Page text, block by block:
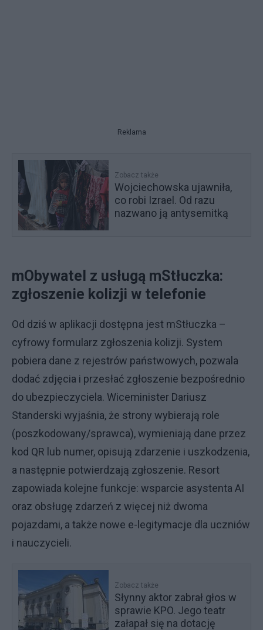
Reklama
Zobacz także
Wojciechowska ujawniła,
co robi Izrael. Od razu
nazwano ją antysemitką
mObywatel z usługą mStłuczka:
zgłoszenie kolizji w telefonie
Od dziś w aplikacji dostępna jest mStłuczka –
cyfrowy formularz zgłoszenia kolizji. System
pobiera dane z rejestrów państwowych, pozwala
dodać zdjęcia i przesłać zgłoszenie bezpośrednio
do ubezpieczyciela. Wiceminister Dariusz
Standerski wyjaśnia, że strony wybierają role
(poszkodowany/sprawca), wymieniają dane przez
kod QR lub numer, opisują zdarzenie i uszkodzenia,
a następnie potwierdzają zgłoszenie. Resort
zapowiada kolejne funkcje: wsparcie asystenta AI
oraz obsługę zdarzeń z więcej niż dwoma
pojazdami, a także nowe e-legitymacje dla uczniów
i nauczycieli.
Zobacz także
Słynny aktor zabrał głos w
sprawie KPO. Jego teatr
załapał się na dotację